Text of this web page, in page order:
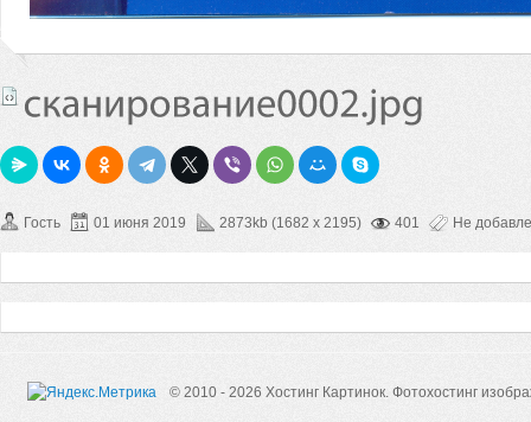
Гость 01 июня 2019 2873kb (1682 x 2195) 401 Не
© 2010 - 2026 Хостинг Картинок. Фотохостинг